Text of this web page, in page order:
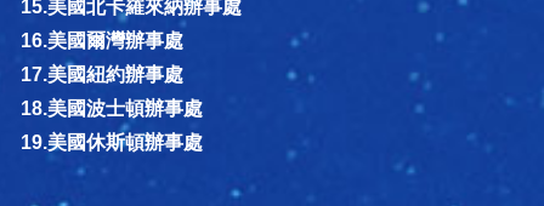
15.美國北卡羅來納辦事處
16.美國爾灣辦事處
17.美國紐約辦事處
18.美國波士頓辦事處
19.美國休斯頓辦事處